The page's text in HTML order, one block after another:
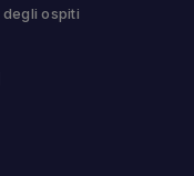
ospiti